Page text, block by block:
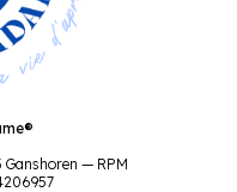
Ganshoren — RPM